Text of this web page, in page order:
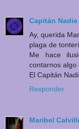
Capitán Nadie
Ay, querida
plaga de
Me hace
contarnos algo
El Capitán
Responder
Maribel